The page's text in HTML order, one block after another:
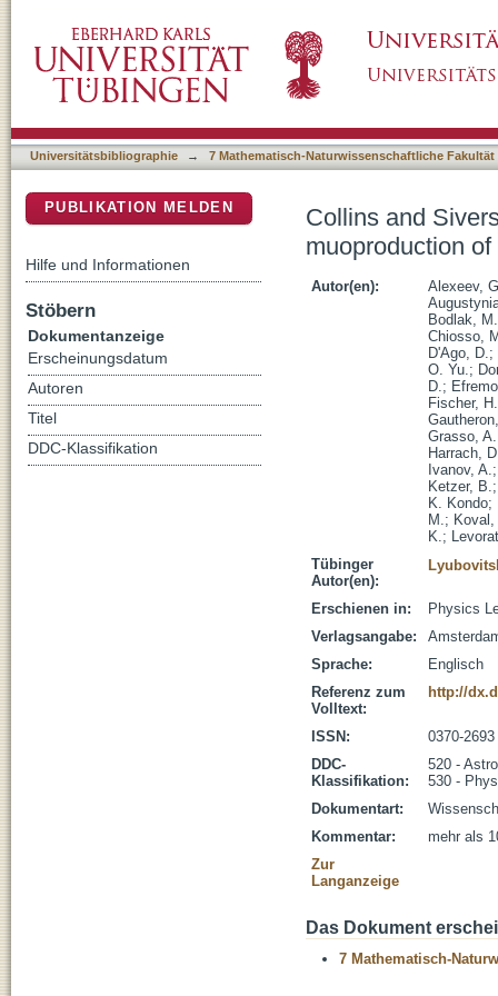
Universitätsbibliographie → 7 Mathematisch-Naturwissenschaftliche Fakultät
Collins and
muoproduction
Autor(en):
Alexeev,
Bodlak, M.
Chiosso,
D'Ago, D.;
O. Yu.;
D.;
Fischer, H.
Grasso, A.
Harrach,
Ivanov, A.
Ketzer, B.
K. Kondo;
M.; Koval,
K.;
Tübinger
Autor(en):
Erschienen in:
Physics
Verlagsangabe:
Sprache:
Englisch
Referenz zum
Volltext:
http://
ISSN:
0370-2693
DDC-
Klassifikation:
520 -
530 -
Dokumentart:
Kommentar:
mehr als
Zur
Langanzeige
Das Dokument
7 Mathematisch-
PUBLIKATION MELDEN
Hilfe und Informationen
Stöbern
Dokumentanzeige
Erscheinungsdatum
Autoren
Titel
DDC-Klassifikation